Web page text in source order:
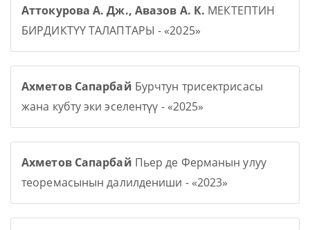
Аттокурова А. Дж., Авазов А. К. МЕКТЕПТИН
БИРДИКТҮҮ ТАЛАПТАРЫ - «2025»
Ахметов Сапарбай Бурчтун трисектрисасы
жана кубту эки эселентүү - «2025»
Ахметов Сапарбай Пьер де Ферманын улуу
теоремасынын далилдениши - «2023»